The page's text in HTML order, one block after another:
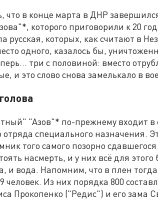
что в конце марта в ДНР
которого приговорили к 20
русская, которых, как считают в
одного, казалось бы,
три с половиной: вместо
и это слово снова замелькало в
"Азов"* по-прежнему входит в
отряда специального назначения.
того самого позорно
насмерть, и у них всё для
и вода. Напомним, что в плен
человек. Из них порядка 800
Прокопенко ("Редис") и его зама